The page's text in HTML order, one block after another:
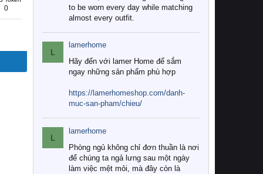
0
to be worn every day while matching
almost every outfit.
L
lamerhome
Hãy đến với lamer Home để sắm
ngay những sản phẩm phù hợp
https://lamerhomeshop.com/danh-
muc-san-pham/chieu/
L
lamerhome
Phòng ngủ không chỉ đơn thuần là nơi
để chúng ta ngả lưng sau một ngày
làm việc mệt mỏi, mà đây còn là